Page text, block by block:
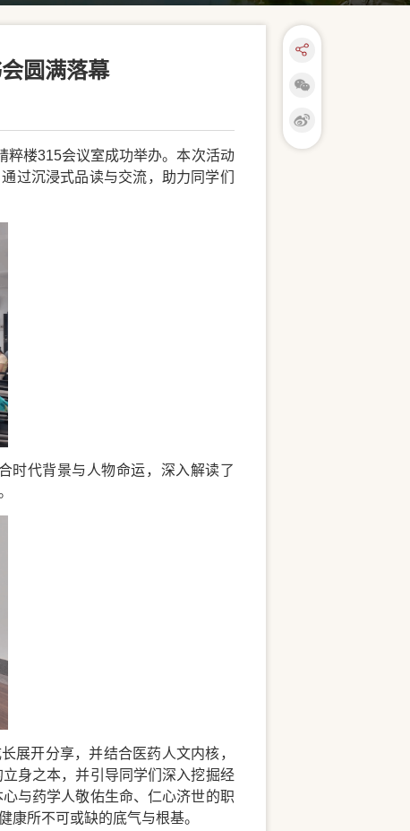
圆满落幕
粹楼315会议室成功举办。本次活动
过沉浸式品读与交流，助力同学们
时代背景与人物命运，深入解读了
展开分享，并结合医药人文内核，
身之本，并引导同学们深入挖掘经
与药学人敬佑生命、仁心济世的职
康所不可或缺的底气与根基。